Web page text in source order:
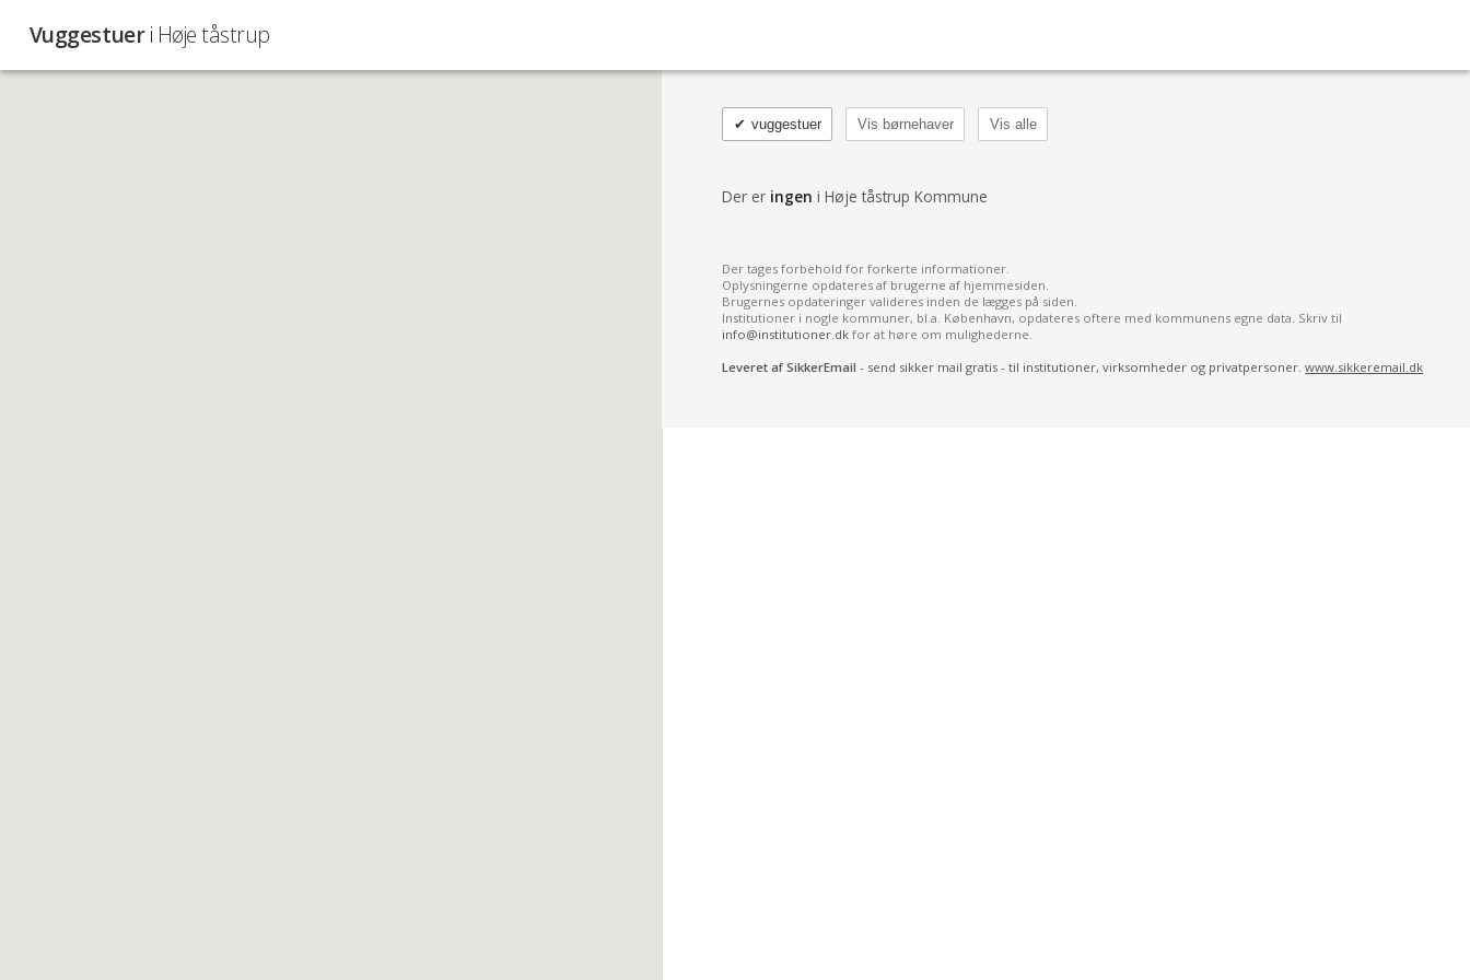
Vuggestueri Høje tåstrup
vuggestuer
✔ Vis børnehaver Vis alle
Der er ingen i Høje tåstrup Kommune
Der tages forbehold for forkerte informationer.
Oplysningerne opdateres af brugerne af hjemmesiden.
Brugernes opdateringer valideres inden de lægges på siden.
Institutioner i nogle kommuner, bl.a. København, opdateres oftere med kommunens egne data. Skriv til
info@institutioner.dk for at høre om mulighederne.
Leveret af SikkerEmail - send sikker mail gratis - til institutioner, virksomheder og privatpersoner.www.sikkeremail.dk